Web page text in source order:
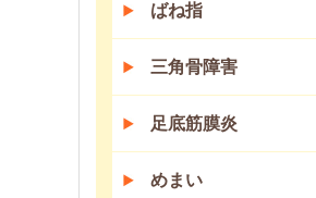
ばね指
三角骨障害
足底筋膜炎
めまい